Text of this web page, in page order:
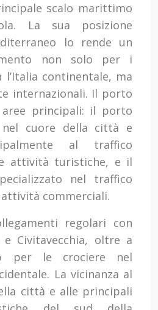
scalo marittimo
La sua posizione
lo rende un
non solo per i
l’Italia continentale, ma
internazionali. Il porto
principali: il porto
cuore della città e
al traffico
attività turistiche, e il
nel traffico
commerciali.
regolari con
e Civitavecchia, oltre a
per le crociere nel
La vicinanza al
città e alle principali